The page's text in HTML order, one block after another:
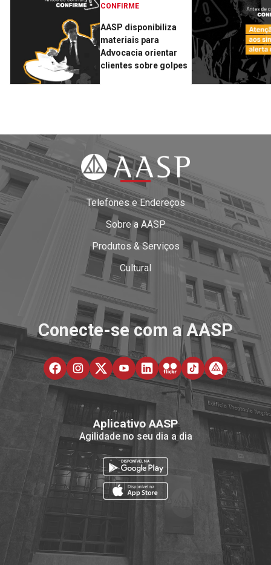
CONFIRME
AASP disponibiliza
materiais para
Advocacia orientar
clientes sobre golpes
Telefones e Endereços
Sobre a AASP
Produtos & Serviços
Cultural
Conecte-se com a AASP
Aplicativo AASP
Agilidade no seu dia a dia